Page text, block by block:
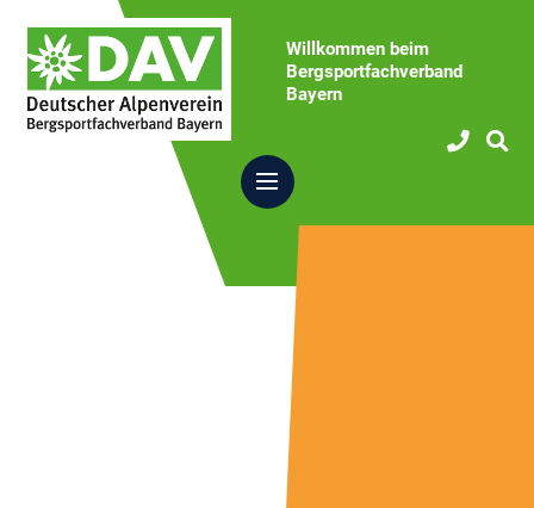
Willkommen beim
Bergsportfachverband
Bayern